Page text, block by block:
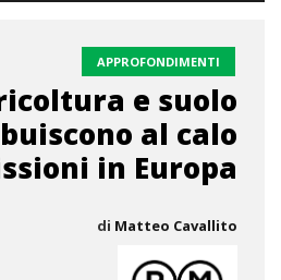
APPROFONDIMENTI
e suolo
al calo
in Europa
di Matteo Cavallito